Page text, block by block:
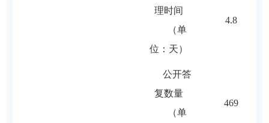
理时间
（单
位：天）
4.8
公开答
复数量
（单
469